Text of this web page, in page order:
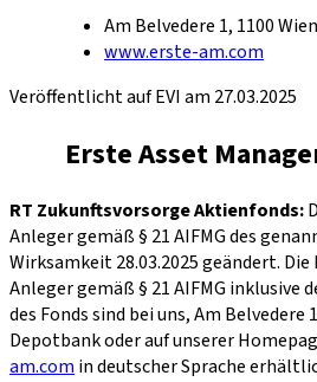
Am Belvedere 1, 1100 Wien
www.erste-am.com
Veröffentlicht auf EVI am 27.03.2025
Erste Asset
RT Zukunftsvorsorge Aktienfonds:
Anleger gemäß § 21 AIFMG des
Wirksamkeit 28.03.2025 geändert.
Anleger gemäß § 21 AIFMG inklusive
des Fonds sind bei uns, Am Belvedere
Depotbank oder auf unserer
am.comin deutscher Sprache